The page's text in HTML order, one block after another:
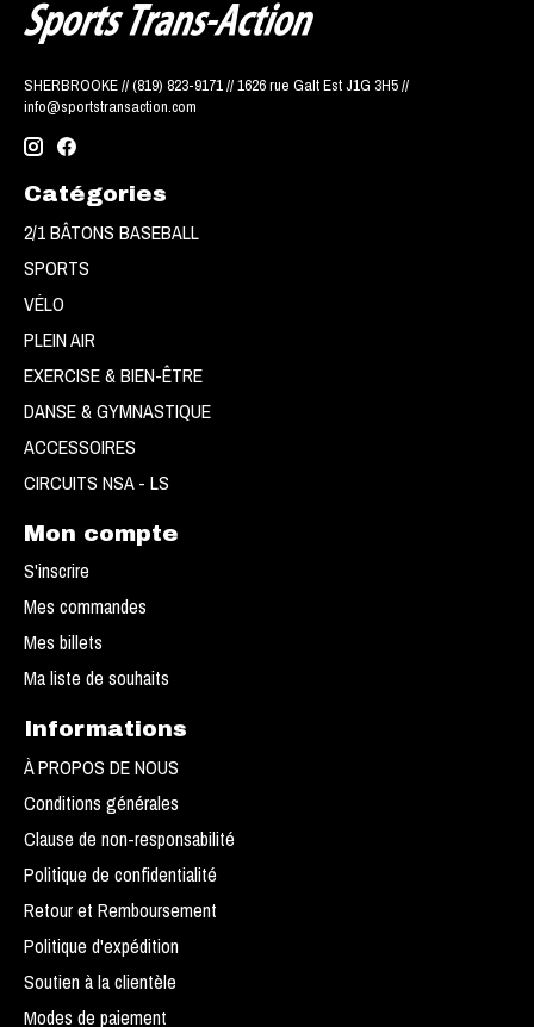
SHERBROOKE // (819) 823-9171 // 1626 rue Galt Est J1G 3H5 //
info@sportstransaction.com
Catégories
2/1 BÂTONS BASEBALL
SPORTS
VÉLO
PLEIN AIR
EXERCISE & BIEN-ÊTRE
DANSE & GYMNASTIQUE
ACCESSOIRES
CIRCUITS NSA - LS
Mon compte
S'inscrire
Mes commandes
Mes billets
Ma liste de souhaits
Informations
À PROPOS DE NOUS
Conditions générales
Clause de non-responsabilité
Politique de confidentialité
Retour et Remboursement
Politique d'expédition
Soutien à la clientèle
Modes de paiement